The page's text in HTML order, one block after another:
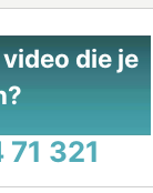
die je
321